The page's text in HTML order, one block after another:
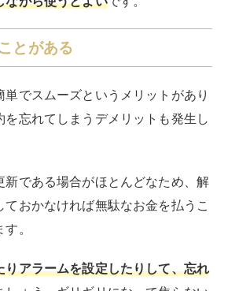
のために利用したとしても、解約し
ればなりません。
よっては買い取ることで自分のもの
ます。
買い取りも見越して利用する
ついて契約前に事前に確認してお
でいる実感が薄くなる
によるものの、多くのサブスクは